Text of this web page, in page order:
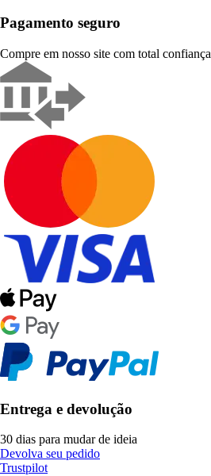
Pagamento seguro
Compre em nosso site com total confiança
Entrega e devolução
30 dias para mudar de ideia
Devolva seu pedido
Trustpilot